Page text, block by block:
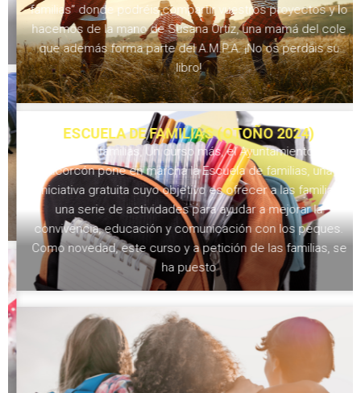
familias” donde podréis compartir vuestros proyectos y lo
hacemos de la mano de Susana Ortiz, una mamá del cole
que además forma parte del A.M.P.A. ¡No os perdáis su
libro!
ESCUELA DE FAMILIAS (OTOÑO 2024)
Queridas familias, Un curso más, el Ayuntamiento de
Alcorcón pone en marcha la Escuela de familias, una
iniciativa gratuita cuyo objetivo es ofrecer a las familias
una serie de actividades para ayudar a mejorar la
convivencia, educación y comunicación con los peques.
Como novedad, este curso y a petición de las familias, se
ha puesto